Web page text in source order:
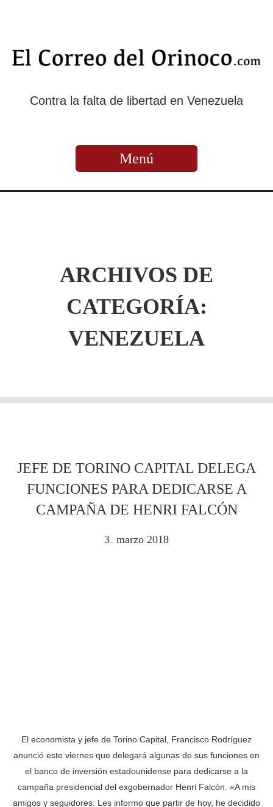
Contra la falta de libertad en Venezuela
Menú
ARCHIVOS DE
CATEGORÍA:
VENEZUELA
JEFE DE TORINO CAPITAL DELEGA
FUNCIONES PARA DEDICARSE A
CAMPAÑA DE HENRI FALCÓN
3 . marzo 2018
El economista y jefe de Torino Capital, Francisco Rodríguez
anunció este viernes que delegará algunas de sus funciones en
el banco de inversión estadounidense para dedicarse a la
campaña presidencial del exgobernador Henri Falcón. «A mis
amigos y seguidores: Les informo que partir de hoy, he decidido